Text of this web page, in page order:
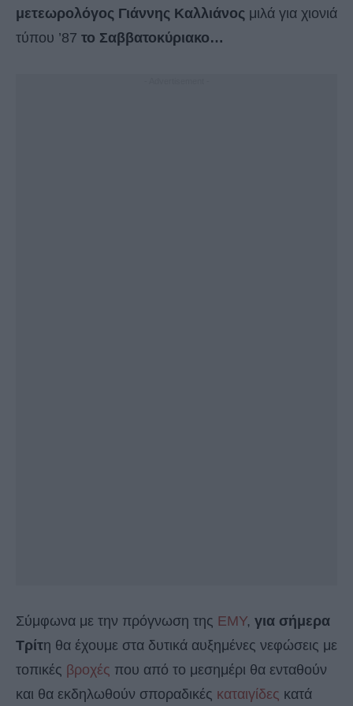
μετεωρολόγος Γιάννης Καλλιάνος μιλά για χιονιά
τύπου ’87 το Σαββατοκύριακο…
Σύμφωνα με την πρόγνωση της ΕΜΥ, για σήμερα
Τρίτη θα έχουμε στα δυτικά αυξημένες νεφώσεις με
τοπικές βροχές που από το μεσημέρι θα ενταθούν
και θα εκδηλωθούν σποραδικές καταιγίδες κατά